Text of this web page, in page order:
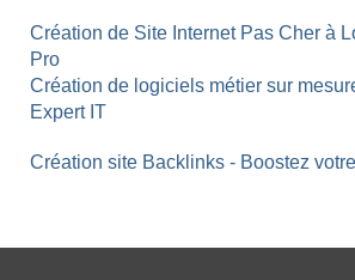
Création de Site Internet Pas Cher à
Pro
Création de logiciels métier sur
Expert IT
Création site Backlinks - Boostez